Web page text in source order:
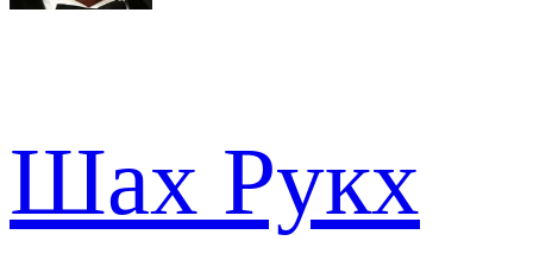
Шах Рукх